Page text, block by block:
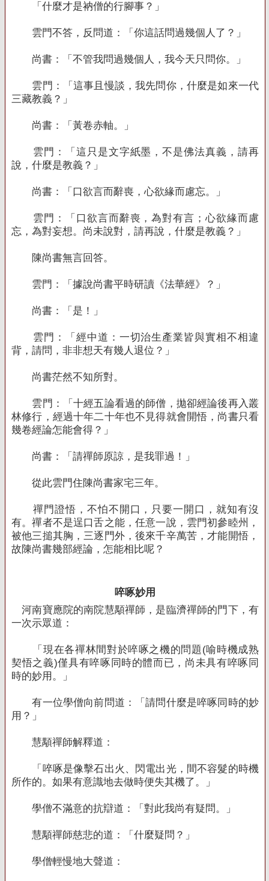
「什麼才是衲僧的行腳事？」
雲門不答，反問道：「你這話問過幾個人了？」
尚書：「不管我問過幾個人，我今天只問你。」
雲門：「這事且慢談，我先問你，什麼是如來一代
三藏教義？」
尚書：「黃卷赤軸。」
雲門：「這只是文字紙墨，不是佛法真義，請再
說，什麼是教義？」
尚書：「口欲言而辭喪，心欲緣而慮忘。」
雲門：「口欲言而辭喪，為對有言；心欲緣而慮
忘，為對妄想。尚未說對，請再說，什麼是教義？」
陳尚書無言回答。
雲門：「據說尚書平時研讀《法華經》？」
尚書：「是！」
雲門：「經中道：一切治生產業皆與實相不相違
背，請問，非非想天有幾人退位？」
尚書茫然不知所對。
雲門：「十經五論看過的師僧，拋卻經論後再入叢
林修行，經過十年二十年也不見得就會開悟，尚書只看
幾卷經論怎能會得？」
尚書：「請禪師原諒，是我罪過！」
從此雲門住陳尚書家宅三年。
禪門證悟，不怕不開口，只要一開口，就知有沒
有。禪者不是逞口舌之能，任意一說，雲門初參睦州，
被他三搥其胸，三逐門外，後來千辛萬苦，才能開悟，
故陳尚書幾部經論，怎能相比呢？
啐啄妙用
河南寶應院的南院慧顒禪師，是臨濟禪師的門下，有
一次示眾道：
「現在各禪林間對於啐啄之機的問題 (喻時機成熟
契悟之義)僅具有啐啄同時的體而已，尚未具有啐啄同
時的妙用。」
有一位學僧向前問道：「請問什麼是啐啄同時的妙
用？」
慧顒禪師解釋道：
「啐啄是像擊石出火、閃電出光，間不容髮的時機
所作的。如果有意識地去做時便失其機了。」
學僧不滿意的抗辯道：「對此我尚有疑問。」
慧顒禪師慈悲的道：「什麼疑問？」
學僧輕慢地大聲道：